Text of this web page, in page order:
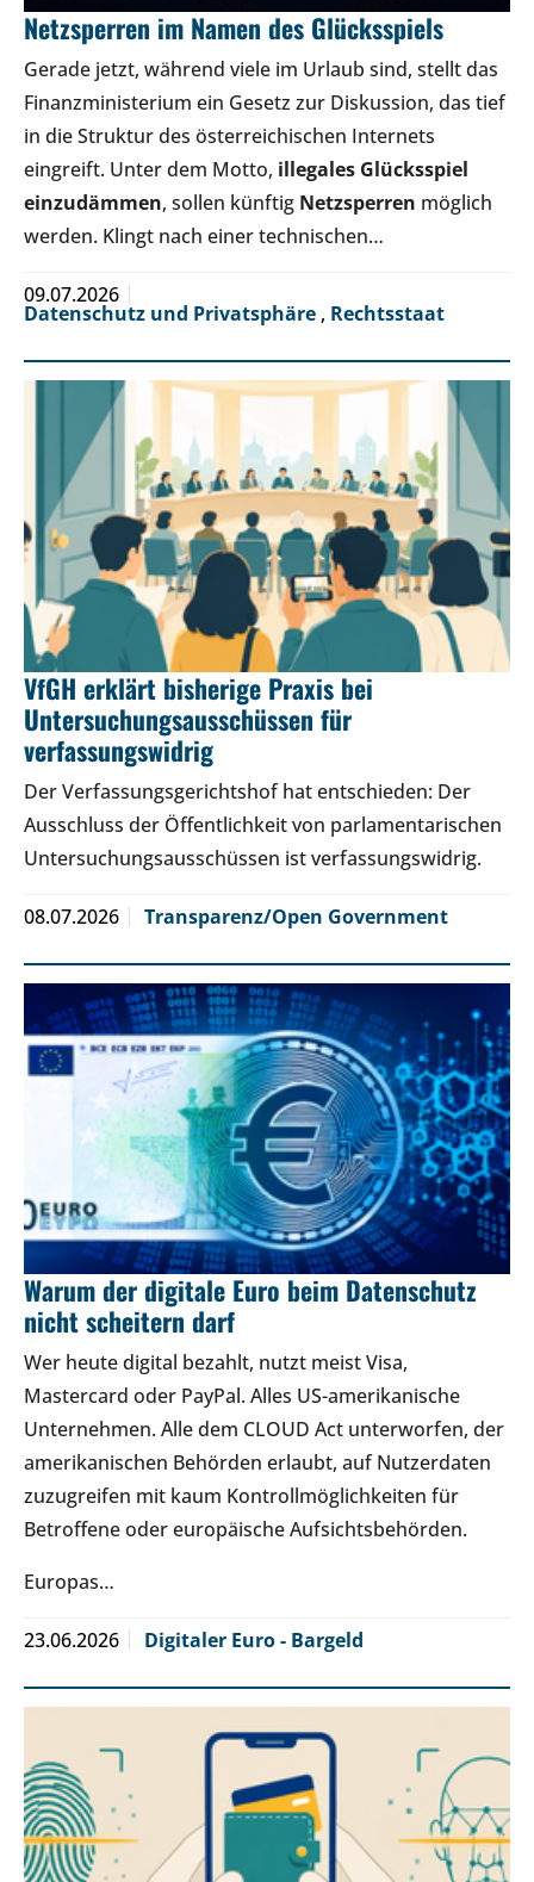
Netzsperren im Namen des Glücksspiels
Gerade jetzt, während viele im Urlaub sind, stellt das
Finanzministerium ein Gesetz zur Diskussion, das tief
in die Struktur des österreichischen Internets
eingreift. Unter dem Motto, illegales Glücksspiel
einzudämmen, sollen künftig Netzsperren möglich
werden. Klingt nach einer technischen…
09.07.2026
Datenschutz und Privatsphäre , Rechtsstaat
VfGH erklärt bisherige Praxis bei
Untersuchungsausschüssen für
verfassungswidrig
Der Verfassungsgerichtshof hat entschieden: Der
Ausschluss der Öffentlichkeit von parlamentarischen
Untersuchungsausschüssen ist verfassungswidrig.
08.07.2026 Transparenz/Open Government
Warum der digitale Euro beim Datenschutz
nicht scheitern darf
Wer heute digital bezahlt, nutzt meist Visa,
Mastercard oder PayPal. Alles US-amerikanische
Unternehmen. Alle dem CLOUD Act unterworfen, der
amerikanischen Behörden erlaubt, auf Nutzerdaten
zuzugreifen mit kaum Kontrollmöglichkeiten für
Betroffene oder europäische Aufsichtsbehörden.
Europas…
23.06.2026 Digitaler Euro - Bargeld